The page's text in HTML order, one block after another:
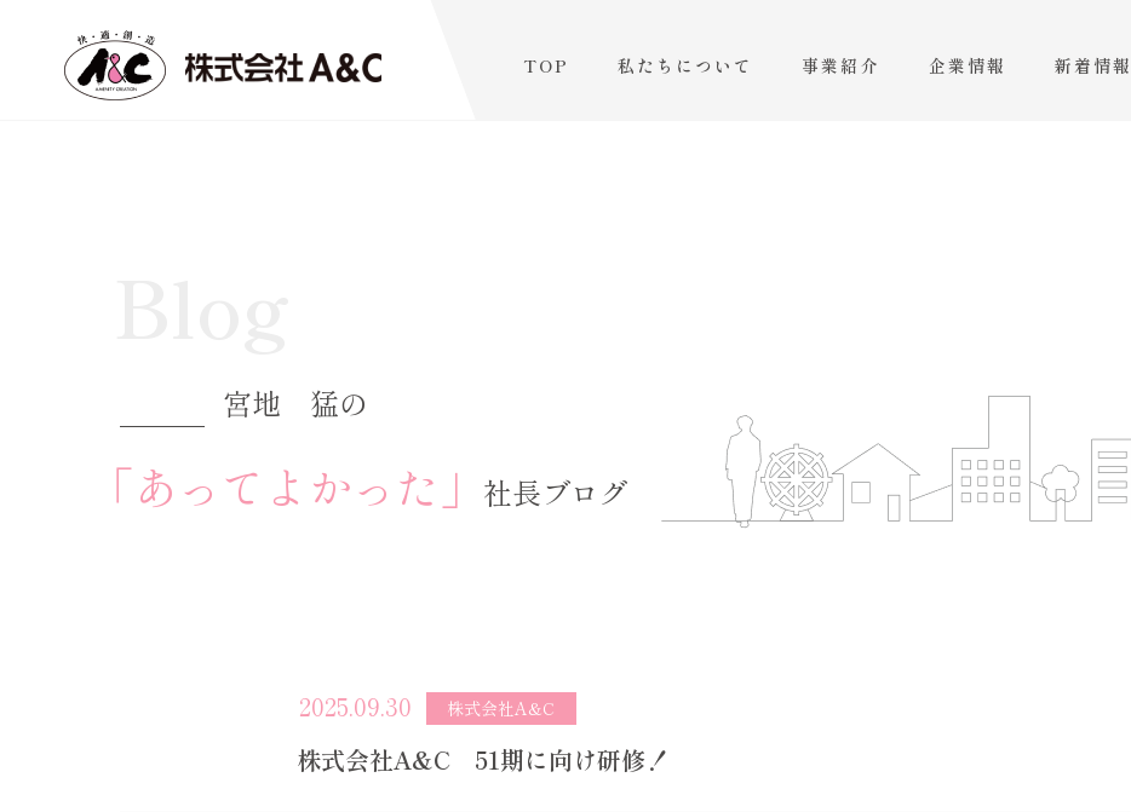
TOP 私たちについて 事業紹介 企業情報 新着情報
宮地 猛の
「あってよかった」 社長ブログ
2025.09.30 株式会社A&C
株式会社A&C 51期に向け研修！